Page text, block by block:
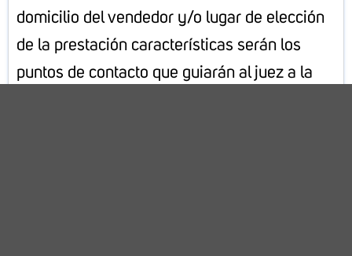
domicilio del vendedor y/o lugar de elección
de la prestación características serán los
puntos de contacto que guiarán al juez a la